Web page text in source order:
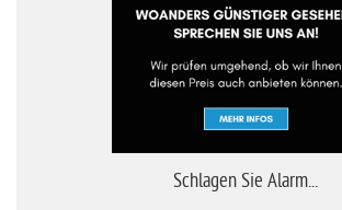
Schlagen Sie Alarm...